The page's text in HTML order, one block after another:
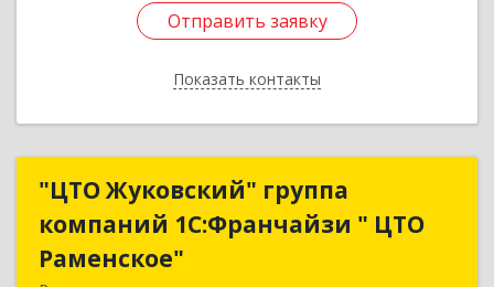
Отправить заявку
Показать контакты
Отправить заявку
Назад
"ЦТО Жуковский" группа
компаний 1С:Франчайзи " ЦТО
Раменское"
"ЦТО Жуковский" группа
компаний 1С:Франчайзи " ЦТО